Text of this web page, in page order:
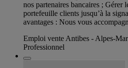
nos partenaires bancaires ; Gérer
portefeuille clients jusqu’à la
avantages : Nous vous
Emploi vente Antibes - Alpes-
Professionnel